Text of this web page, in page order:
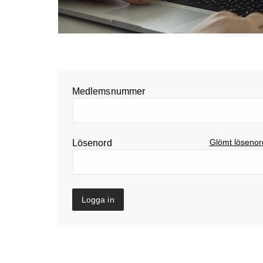
Medlemsnummer
Lösenord Glömt
Logga in